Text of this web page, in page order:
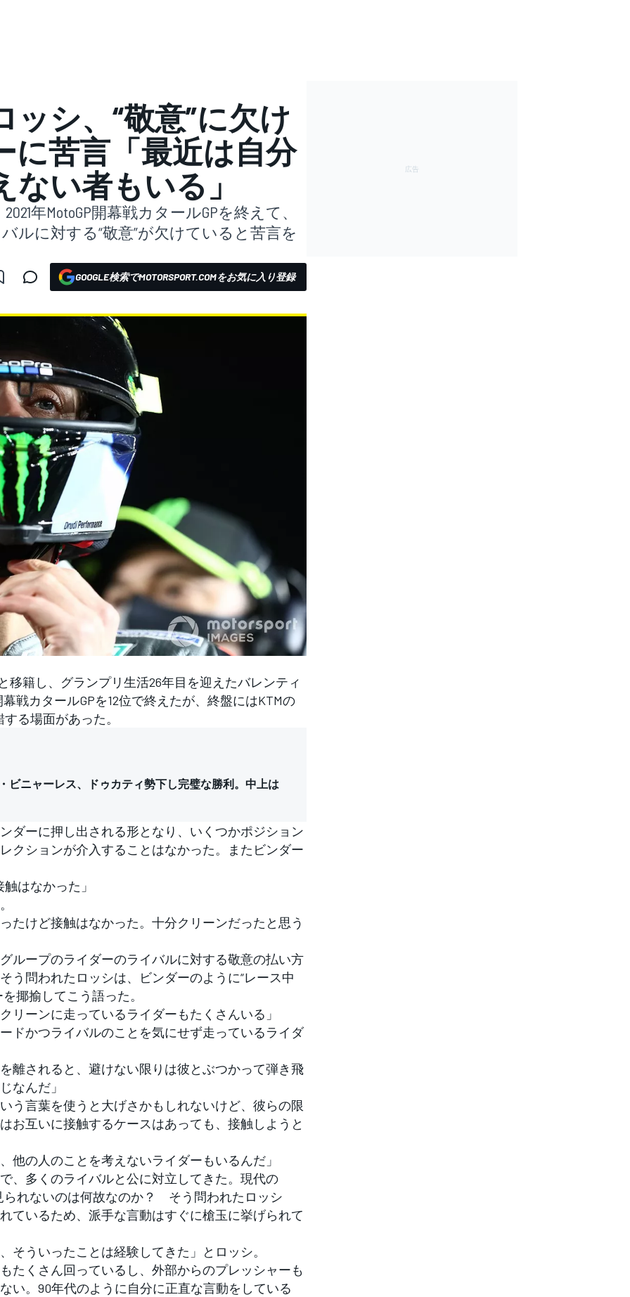
シ、“敬意”に欠け
に苦言「最近は自分
い者もいる」
年MotoGP開幕戦カタールGPを終えて、
ルに対する“敬意”が欠けていると苦言を
GOOGLE検索でMOTORSPORT.COMをお気に入り登録
籍し、グランプリ生活26年目を迎えたバレンティ
戦カタールGPを12位で終えたが、終盤にはKTMの
る場面があった。
ビニャーレス、ドゥカティ勢下し完璧な勝利。中上は
ーに押し出される形となり、いくつかポジション
クションが介入することはなかった。またビンダー
はなかった」
たけど接触はなかった。十分クリーンだったと思う
ープのライダーのライバルに対する敬意の払い方
う問われたロッシは、ビンダーのように“レース中
揶揄してこう語った。
リーンに走っているライダーもたくさんいる」
ドかつライバルのことを気にせず走っているライダ
離されると、避けない限りは彼とぶつかって弾き飛
なんだ」
う言葉を使うと大げさかもしれないけど、彼らの限
お互いに接触するケースはあっても、接触しようと
他の人のことを考えないライダーもいるんだ」
多くのライバルと公に対立してきた。現代の
られないのは何故なのか？ そう問われたロッシ
ているため、派手な言動はすぐに槍玉に挙げられて
そういったことは経験してきた」とロッシ。
たくさん回っているし、外部からのプレッシャーも
い。90年代のように自分に正直な言動をしている